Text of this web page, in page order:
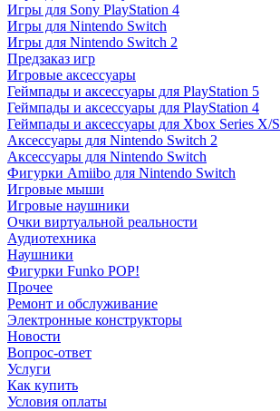
Игры для Sony PlayStation 4
Игры для Nintendo Switch
Игры для Nintendo Switch 2
Предзаказ игр
Игровые аксессуары
Геймпады и аксессуары для PlayStation 5
Геймпады и аксессуары для PlayStation 4
Геймпады и аксессуары для Xbox Series X/S
Аксессуары для Nintendo Switch 2
Аксессуары для Nintendo Switch
Фигурки Amiibo для Nintendo Switch
Игровые мыши
Игровые наушники
Очки виртуальной реальности
Аудиотехника
Наушники
Фигурки Funko POP!
Прочее
Ремонт и обслуживание
Электронные конструкторы
Новости
Вопрос-ответ
Услуги
Как купить
Условия оплаты